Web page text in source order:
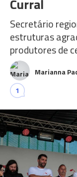
Curral
Secretário
estruturas
produtores de
Marianna
1